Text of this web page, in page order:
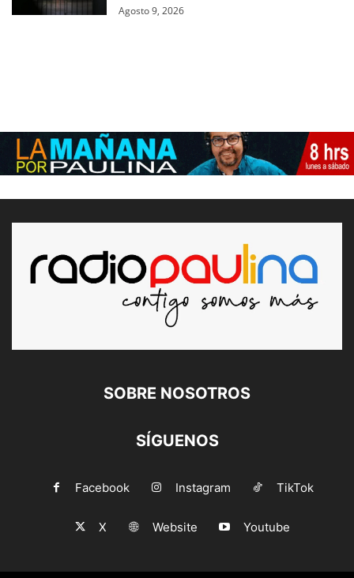
Agosto 9, 2026
SOBRE NOSOTROS
SÍGUENOS
Facebook Instagram TikTok
X Website Youtube